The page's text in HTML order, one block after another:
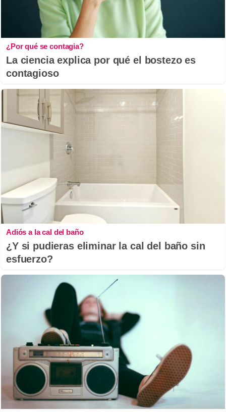
¿Por qué se contagia?
La ciencia explica por qué el bostezo es
contagioso
Adiós a la cal del baño
¿Y si pudieras eliminar la cal del baño sin
esfuerzo?